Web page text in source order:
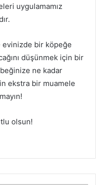
uygulamamız
evinizde bir köpeğe
düşünmek için bir
ne kadar
ekstra bir muamele
olsun!